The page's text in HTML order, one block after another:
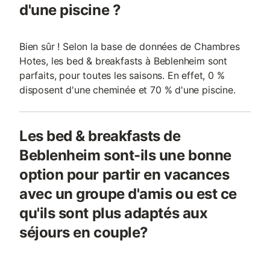
d'une piscine ?
Bien sûr ! Selon la base de données de Chambres
Hotes, les bed & breakfasts à Beblenheim sont
parfaits, pour toutes les saisons. En effet, 0 %
disposent d'une cheminée et 70 % d'une piscine.
Les bed & breakfasts de
Beblenheim sont-ils une bonne
option pour partir en vacances
avec un groupe d'amis ou est ce
qu'ils sont plus adaptés aux
séjours en couple?